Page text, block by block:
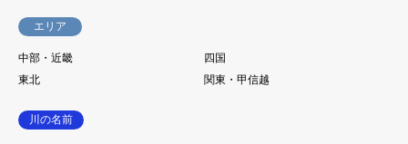
エリア
中部・近畿
四国
東北
関東・甲信越
川の名前